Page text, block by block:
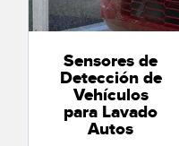
Sensores de
Detección de
Vehículos
para Lavado
Autos